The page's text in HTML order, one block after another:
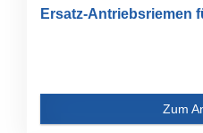
Ersatz-Antriebsriemen
Zum